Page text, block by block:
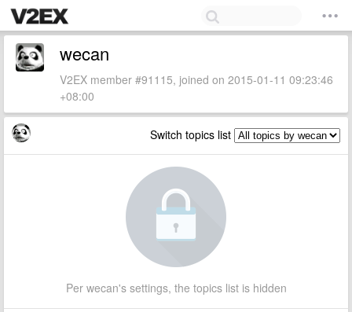
wecan
V2EX member #91115, joined on 2015-01-11 09:23:46
+08:00
Switch topics list
Per wecan's settings, the topics list is hidden